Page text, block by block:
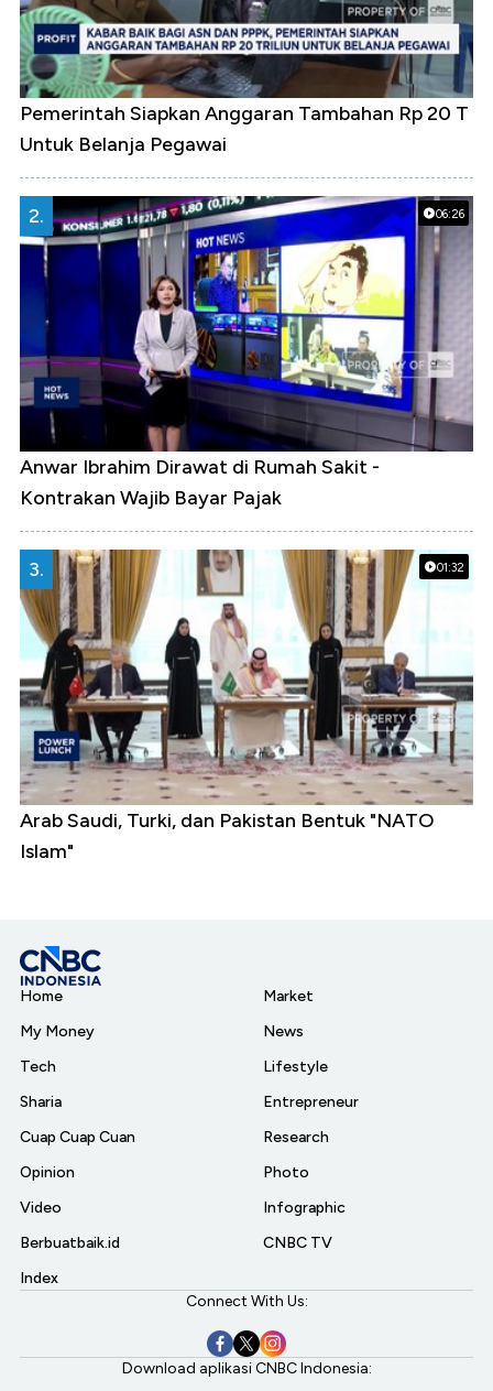
Pemerintah Siapkan Anggaran Tambahan Rp 20 T
Untuk Belanja Pegawai
06:26
2.
Anwar Ibrahim Dirawat di Rumah Sakit -
Kontrakan Wajib Bayar Pajak
01:32
3.
Arab Saudi, Turki, dan Pakistan Bentuk "NATO
Islam"
Home
My Money
Tech
Sharia
Cuap Cuap Cuan
Opinion
Video
Berbuatbaik.id
Index
Market
News
Lifestyle
Entrepreneur
Research
Photo
Infographic
CNBC TV
Connect With Us:
Download aplikasi CNBC Indonesia: